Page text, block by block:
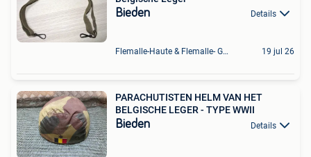
Bieden Details
Flemalle-Haute & Flemalle- Grande & Partie Awirs 19 jul 26
PARACHUTISTEN HELM VAN HET
BELGISCHE LEGER - TYPE WWII
Bieden Details